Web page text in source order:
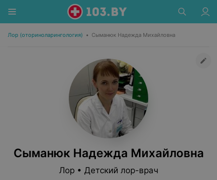
Лор (оториноларингология) • Сыманюк Надежда Михайловна
Сыманюк Надежда Михайловна
Лор • Детский лор-врач